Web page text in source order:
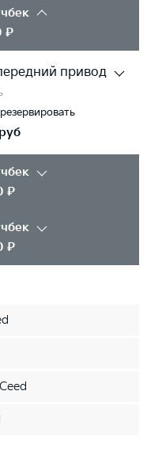
₽
привод
руб
₽
₽